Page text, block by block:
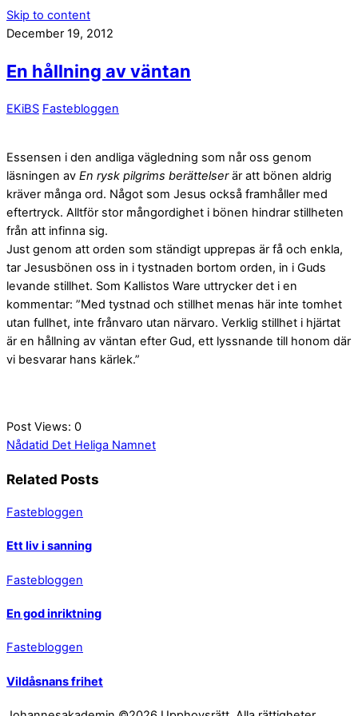
Skip to content
December 19, 2012
En hållning av väntan
EKiBS Fastebloggen
Essensen i den andliga vägledning som når oss genom
läsningen av En rysk pilgrims berättelserär att bönen aldrig
kräver många ord. Något som Jesus också framhåller med
eftertryck. Alltför stor mångordighet i bönen hindrar stillheten
från att infinna sig.
Just genom att orden som ständigt upprepas är få och enkla,
tar Jesusbönen oss in i tystnaden bortom orden, in i Guds
levande stillhet. Som Kallistos Ware uttrycker det i en
kommentar: ”Med tystnad och stillhet menas här inte tomhet
utan fullhet, inte frånvaro utan närvaro. Verklig stillhet i hjärtat
är en hållning av väntan efter Gud, ett lyssnande till honom där
vi besvarar hans kärlek.”
Post Views: 0
Nådatid Det Heliga Namnet
Related Posts
Fastebloggen
Ett liv i sanning
Fastebloggen
En god inriktning
Fastebloggen
Vildåsnans frihet